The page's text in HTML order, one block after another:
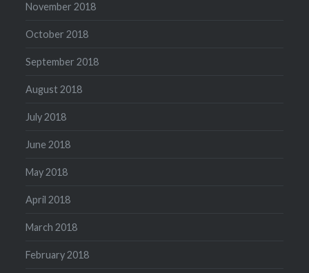
November 2018
October 2018
September 2018
August 2018
July 2018
June 2018
May 2018
April 2018
March 2018
February 2018